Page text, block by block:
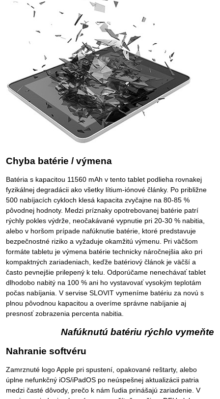
Chyba batérie / výmena
Batéria s kapacitou 11560 mAh v tento tablet podlieha rovnakej
fyzikálnej degradácii ako všetky lítium-iónové články. Po približne
500 nabíjacích cykloch klesá kapacita zvyčajne na 80-85 %
pôvodnej hodnoty. Medzi príznaky opotrebovanej batérie patrí
rýchly pokles výdrže, neočakávané vypnutie pri 20-30 % nabitia,
alebo v horšom prípade nafúknutie batérie, ktoré predstavuje
bezpečnostné riziko a vyžaduje okamžitú výmenu. Pri väčšom
formáte tabletu je výmena batérie technicky náročnejšia ako pri
kompaktných zariadeniach, keďže batériový článok je väčší a
často pevnejšie prilepený k telu. Odporúčame nenechávať tablet
dlhodobo nabitý na 100 % ani ho vystavovať vysokým teplotám
počas nabíjania. V servise SLOVIT vymeníme batériu za novú s
plnou pôvodnou kapacitou a overíme správne nabíjanie aj
presnosť zobrazenia percenta nabitia.
Nafúknutú batériu rýchlo vymeňte
Nahranie softvéru
Zamrznuté logo Apple pri spustení, opakované reštarty, alebo
úplne nefunkčný iOS/iPadOS po neúspešnej aktualizácii patria
medzi časté dôvody, prečo k nám ľudia prinášajú zariadenie. V